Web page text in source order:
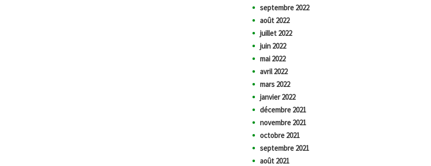
septembre 2022
août 2022
juillet 2022
juin 2022
mai 2022
avril 2022
mars 2022
janvier 2022
décembre 2021
novembre 2021
octobre 2021
septembre 2021
août 2021